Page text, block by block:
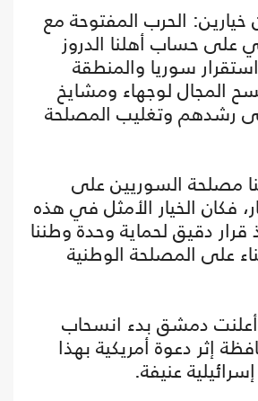
الحرب المفتوحة مع
على حساب أهلنا الدروز
سوريا والمنطقة
المجال لوجهاء ومشايخ
رشدهم وتغليب المصلحة
مصلحة السوريين على
فكان الخيار الأمثل في هذه
قرار دقيق لحماية وحدة وطننا
على المصلحة الوطنية
أعلنت دمشق بدء انسحاب
إثر دعوة أمريكية بهذا
عنيفة.